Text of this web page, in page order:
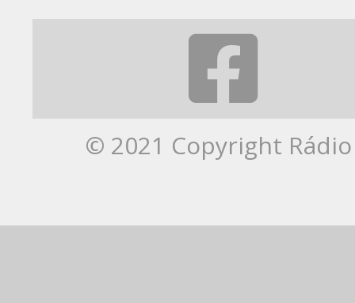
© 2021 Copyright